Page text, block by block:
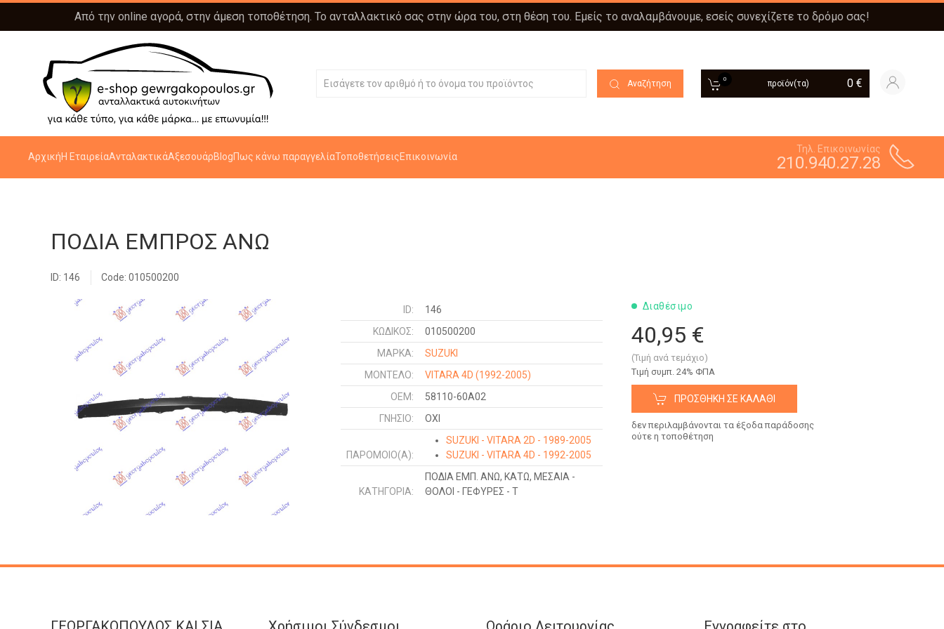
Από την online αγορά, στην άμεση τοποθέτηση. Το ανταλλακτικό σας στην ώρα του, στη θέση του. Εμείς το αναλαμβάνουμε, εσείς συνεχίζετε το δρόμο σας!
Αναζήτηση 0 προϊόν(τα) 0 €
ΑρχικήΗ ΕταιρείαΑνταλακτικάΑξεσουάρBlogΠως κάνω παραγγελίαΤοποθετήσειςΕπικοινωνία
Τηλ. Επικοινωνίας
210.940.27.28
ΠΟΔΙΑ ΕΜΠΡΟΣ ΑΝΩ
ID: 146 Code: 010500200
ID:
146
ΚΩΔΙΚΌΣ:
010500200
ΜΑΡΚΑ:
SUZUKI
ΜΟΝΤΕΛΟ:
VITARA 4D (1992-2005)
OEM:
58110-60A02
ΓΝΉΣΙΟ:
ΟΧΙ
ΠΑΡΌΜΟΙΟ(Α):
SUZUKI - VITARA 2D - 1989-2005
SUZUKI - VITARA 4D - 1992-2005
ΚΑΤΗΓΟΡΊΑ:
ΠΟΔΙΑ ΕΜΠ. ΑΝΩ, ΚΑΤΩ, ΜΕΣΑΙΑ -
ΘΟΛΟΙ - ΓΕΦΥΡΕΣ - Τ
Διαθέσιμο
40,95 €
(Τιμή ανά τεμάχιο)
Tιμή συμπ. 24% ΦΠΑ
ΠΡΟΣΘΉΚΗ ΣΕ ΚΑΛΆΘΙ
δεν περιλαμβάνονται τα έξοδα παράδοσης
ούτε η τοποθέτηση